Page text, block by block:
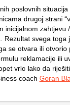
poslovnih situacija
drugoj strani
inicijalnom zahtjevu
Rezultat svega toga
se otvara ili otvorio
reklamacije ili
vrlo lako da
coach Goran